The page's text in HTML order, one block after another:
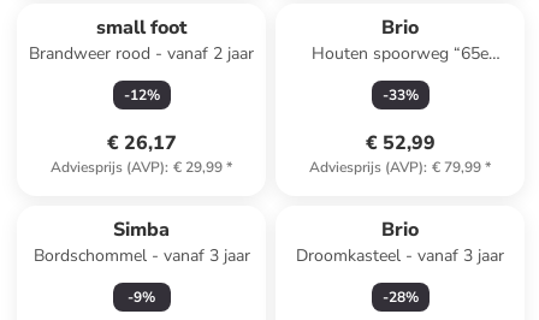
small foot
Brandweer rood - vanaf 2 jaar
-12%
€ 26,17
Adviesprijs (AVP): € 29,99*
Brio
Houten spoorweg “65e
verjaardag treinset” - vanaf 2
jaar oud
-33%
€ 52,99
Adviesprijs (AVP): € 79,99*
Simba
Bordschommel - vanaf 3 jaar
-9%
Brio
Droomkasteel - vanaf 3 jaar
-28%